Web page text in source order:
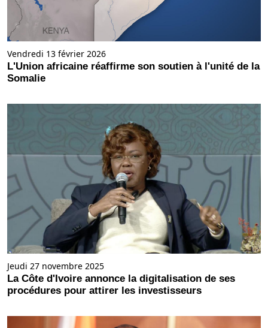
Vendredi 13 février 2026
L'Union africaine réaffirme son soutien à l'unité de la
Somalie
Jeudi 27 novembre 2025
La Côte d'Ivoire annonce la digitalisation de ses
procédures pour attirer les investisseurs